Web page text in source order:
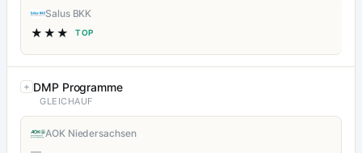
Salus BKK
★★★ TOP
DMP Programme
GLEICHAUF
AOK Niedersachsen